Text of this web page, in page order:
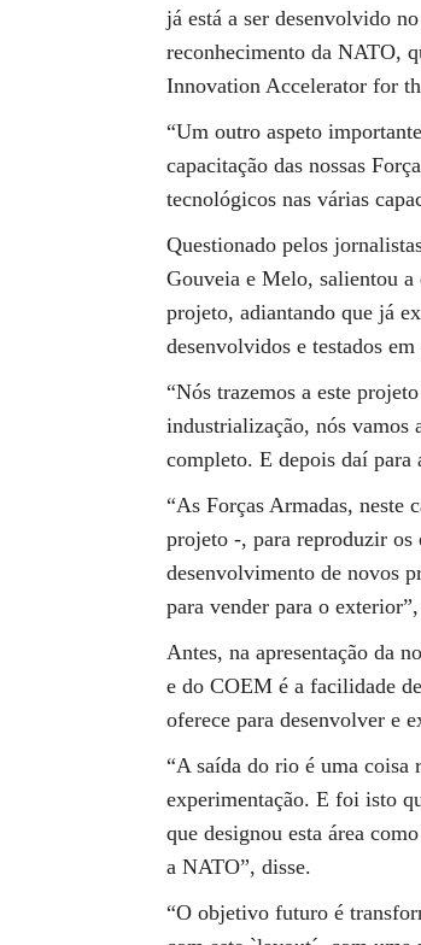
já está a ser desenvolvido
reconhecimento da NATO,
Innovation Accelerator for
“Um outro aspeto
capacitação das nossas
tecnológicos nas várias
Questionado pelos
Gouveia e Melo, salientou a
projeto, adiantando que já
desenvolvidos e testados
“Nós trazemos a este
industrialização, nós vamos
completo. E depois daí para
“As Forças Armadas, neste
projeto -, para reproduzir os
desenvolvimento de novos
para vender para o
Antes, na apresentação da
e do COEM é a facilidade
oferece para desenvolver e
“A saída do rio é uma coisa
experimentação. E foi isto
que designou esta área
a NATO”, disse.
“O objetivo futuro é